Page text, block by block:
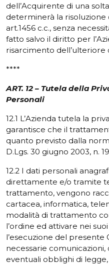
dell’Acquirente di una
determinerà la
art.1456 c.c., senza
fatto salvo il diritto per
risarcimento dell’ulteriore
****
ART. 12 – Tutela della
Personali
12.1 L’Azienda tutela la
garantisce che il
quanto previsto dalla
D.Lgs. 30 giugno 2003, n.
12.2 I dati personali
direttamente e/o tramite
trattamento, vengono
cartacea, informatica,
modalità di trattamento
l’ordine ed attivare nei
l’esecuzione del
necessarie
eventuali obblighi di